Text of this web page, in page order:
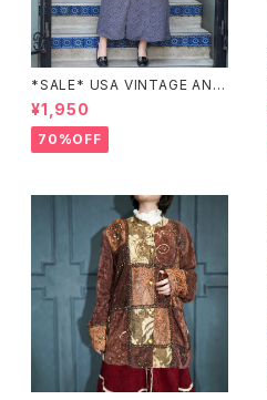
*SALE* USA VINTAGE ANN
EX HALF SLEEVE FLOWER
PATTERNED ONE PIECE/ア
メリカ古着半袖花柄ワンピース
¥1,950
70%OFF